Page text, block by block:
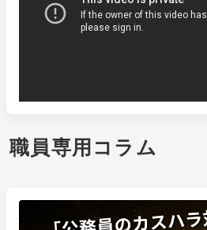
職員専用コラム